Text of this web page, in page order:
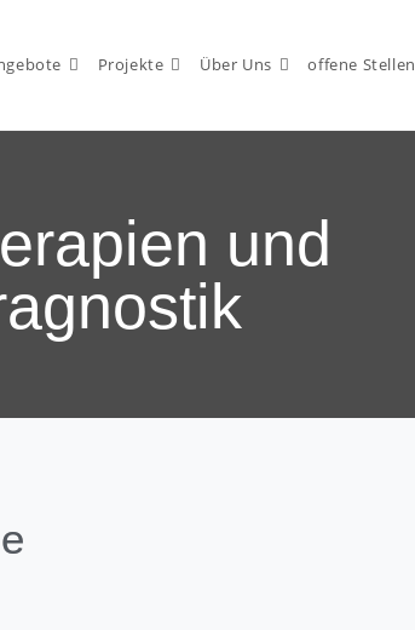
Projekte Über Uns offene Stellen
und